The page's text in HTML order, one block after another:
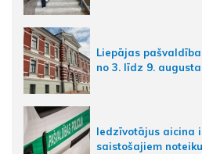
Liepājas
no 3. līdz 9.
Iedzīvotājus aicina
saistošajiem